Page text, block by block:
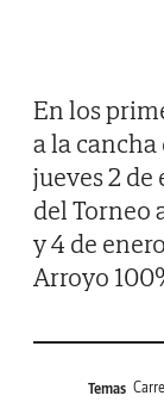
En los
a la cancha
jueves 2
del Torneo
y 4 de
Arroyo
Temas